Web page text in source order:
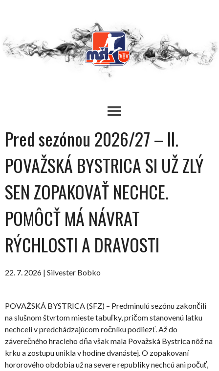
Pred sezónou 2026/27 – II.
POVAŽSKÁ BYSTRICA SI UŽ ZLÝ
SEN ZOPAKOVAŤ NECHCE.
POMÔCŤ MÁ NÁVRAT
RÝCHLOSTI A DRAVOSTI
22. 7. 2026 | Silvester Bobko
POVAŽSKÁ BYSTRICA (SFZ) – Predminulú sezónu zakončili
na slušnom štvrtom mieste tabuľky, pričom stanovenú latku
nechceli v predchádzajúcom ročníku podliezť. Až do
záverečného hracieho dňa však mala Považská Bystrica nôž na
krku a zostupu unikla v hodine dvanástej. O zopakovaní
hororového obdobia už na severe republiky nechcú ani počuť,